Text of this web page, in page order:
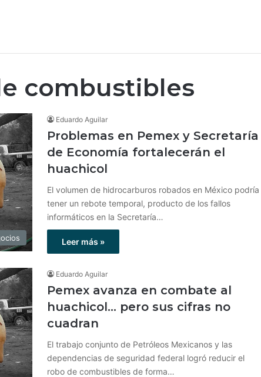
combustibles
Eduardo Aguilar
Problemas en Pemex y Secretaría
de Economía fortalecerán el
huachicol
El volumen de hidrocarburos robados en México podría
tener un rebote temporal, producto de los fallos
informáticos en la Secretaría…
Leer más »
Eduardo Aguilar
Pemex avanza en combate al
huachicol… pero sus cifras no
cuadran
El trabajo conjunto de Petróleos Mexicanos y las
dependencias de seguridad federal logró reducir el
robo de combustibles de forma…